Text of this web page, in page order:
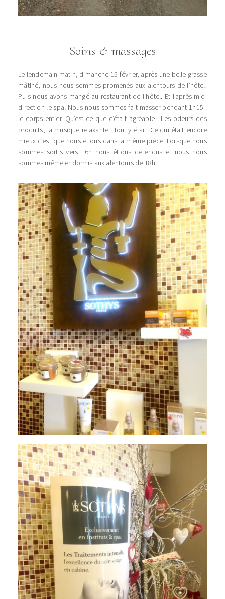
Soins & massages
Le lendemain matin, dimanche 15 février, après une belle grasse
mâtiné, nous nous sommes promenés aux alentours de l’hôtel.
Puis nous avons mangé au restaurant de l’hôtel. Et l’après-midi
direction le spa! Nous nous sommes fait masser pendant 1h15 :
le corps entier. Qu’est-ce que c’était agréable ! Les odeurs des
produits, la musique relaxante : tout y était. Ce qui était encore
mieux c’est que nous étions dans la même pièce. Lorsque nous
sommes sortis vers 16h nous étions détendus et nous nous
sommes même endormis aux alentours de 18h.